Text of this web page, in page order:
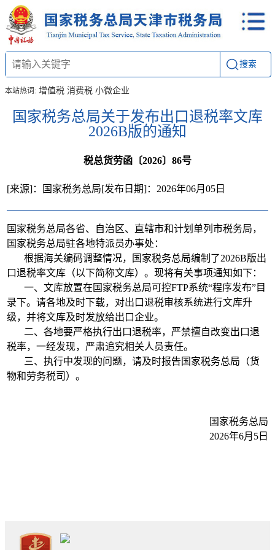
搜索
本站热词: 增值税 消费税 小微企业
国家税务总局关于发布出口退税率文库
2026B版的通知
税总货劳函〔2026〕86号
[发布日期]：2026年06月05日
[来源]：国家税务总局
国家税务总局各省、自治区、直辖市和计划单列市税务局，
国家税务总局驻各地特派员办事处：
根据海关编码调整情况，国家税务总局编制了2026B版出
口退税率文库（以下简称文库）。现将有关事项通知如下：
一、文库放置在国家税务总局可控FTP系统“程序发布”目
录下。请各地及时下载，对出口退税审核系统进行文库升
级，并将文库及时发放给出口企业。
二、各地要严格执行出口退税率，严禁擅自改变出口退
税率，一经发现，严肃追究相关人员责任。
三、执行中发现的问题，请及时报告国家税务总局（货
物和劳务税司）。
国家税务总局
2026年6月5日